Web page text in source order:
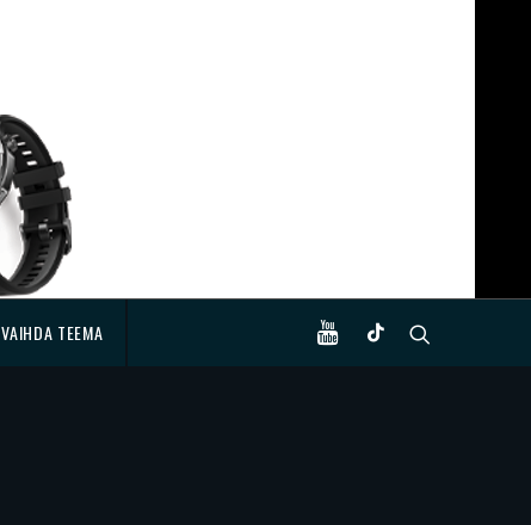
VAIHDA TEEMA